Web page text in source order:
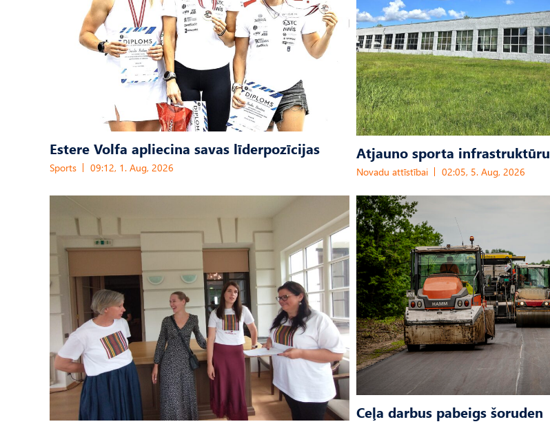
Estere Volfa apliecina savas līderpozīcijas
Sports 09:12, 1. Aug, 2026
Atjauno sporta infrastruktūru
Novadu attīstībai 02:05, 5. Aug, 2026
Ceļa darbus pabeigs šoruden